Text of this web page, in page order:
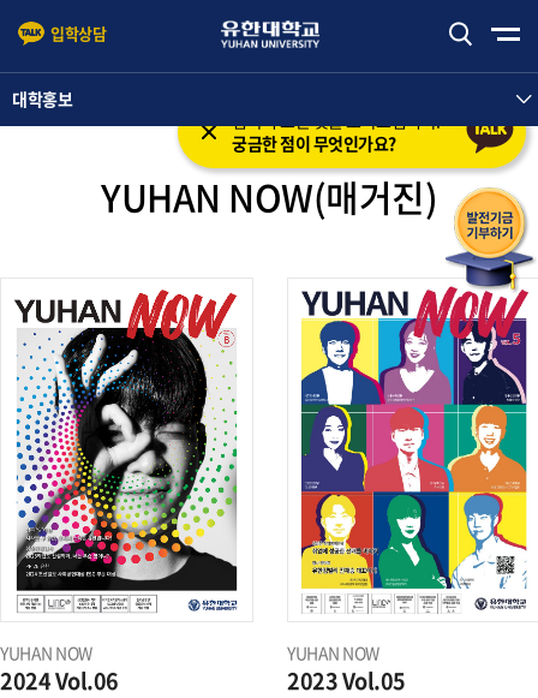
본문 바로가기 주메뉴 바로가기
입학상담
입학의 모든 것을 도와드립니다.
궁금한 점이 무엇인가요?
대학홍보
YUHAN NOW(매거진)
YUHAN NOW
2024 Vol.06
YUHAN NOW
2023 Vol.05